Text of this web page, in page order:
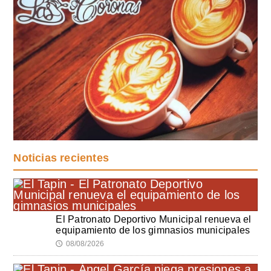
Noticias recientes
El Patronato Deportivo Municipal renueva el
equipamiento de los gimnasios municipales
🕔 08/08/2026